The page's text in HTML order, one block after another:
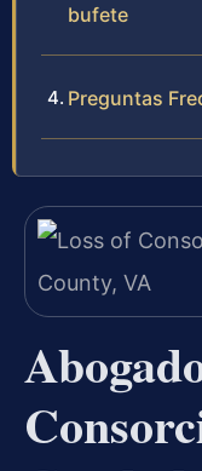
bufete
Preguntas